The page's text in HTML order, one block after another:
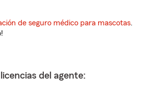
de seguro médico para mascotas.
del agente: